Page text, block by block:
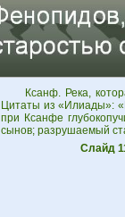
Ксанф. Река,
Цитаты из «Илиады»:
при Ксанфе
сынов; разрушаемый
Слайд